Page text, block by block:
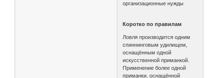
организационные нужды
Коротко по правилам
Ловля производится одним
спиннинговым удилищем,
оснащённым одной
искусственной приманкой.
Применение более одной
приманки, оснащённой